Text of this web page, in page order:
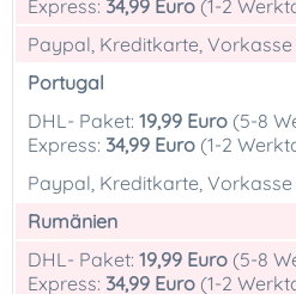
Express: 34,99 Euro (1-2
Paypal, Kreditkarte, Vorkasse
Portugal
DHL- Paket: 19,99 Euro (5-8
Express: 34,99 Euro (1-2
Paypal, Kreditkarte, Vorkasse
Rumänien
DHL- Paket: 19,99 Euro (5-8
Express: 34,99 Euro (1-2